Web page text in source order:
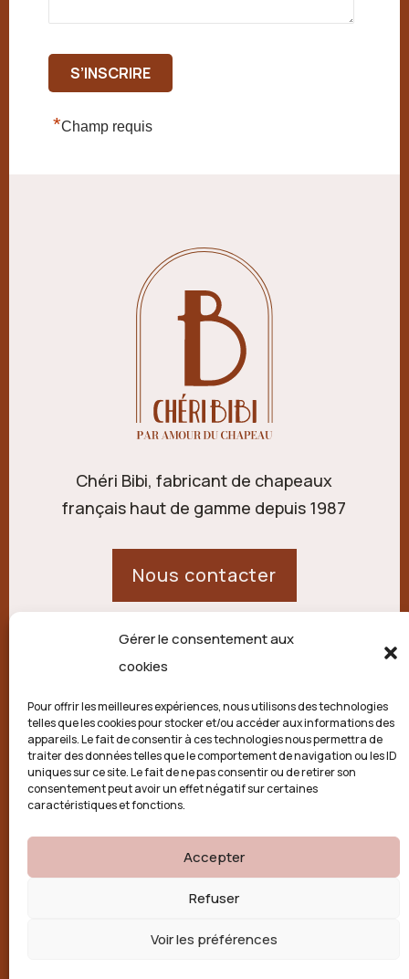
Gérer le consentement aux
cookies
Pour offrir les meilleures expériences, nous utilisons des technologies
telles que les cookies pour stocker et/ou accéder aux informations des
appareils. Le fait de consentir à ces technologies nous permettra de
traiter des données telles que le comportement de navigation ou les ID
uniques sur ce site. Le fait de ne pas consentir ou de retirer son
consentement peut avoir un effet négatif sur certaines
caractéristiques et fonctions.
Accepter
Refuser
Voir les préférences
*Champ requis
Chéri Bibi, fabricant de chapeaux
français haut de gamme depuis 1987
Nous contacter
21 route de Palisse,
Politique de confidentialité
Conditions générales